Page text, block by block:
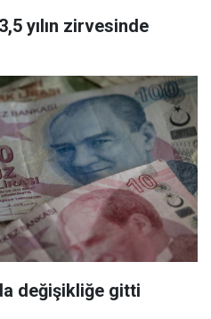
yılın zirvesinde
değişikliğe gitti